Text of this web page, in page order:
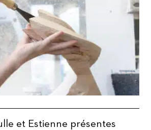
et Estienne présentes